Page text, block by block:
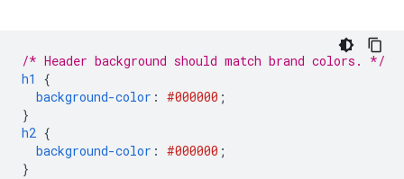
/* Header background should match brand colors. */
h1
{
background-color : #000000 ;
}
h2 {
background-color : #000000 ;
}